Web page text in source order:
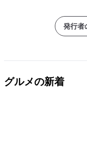
発行者
グルメの新着